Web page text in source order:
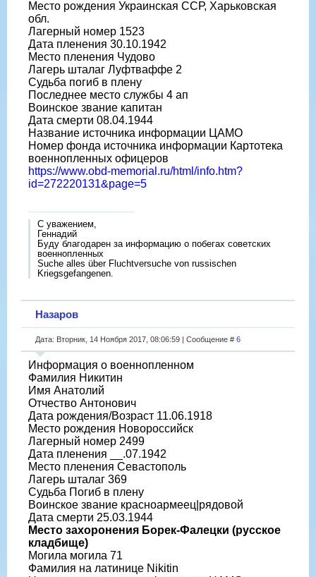
Место рождения Украинская ССР, Харьковская
обл.
Лагерный номер 1523
Дата пленения 30.10.1942
Место пленения Чудово
Лагерь шталаг Луфтваффе 2
Судьба погиб в плену
Последнее место службы 4 ап
Воинское звание капитан
Дата смерти 08.04.1944
Название источника информации ЦАМО
Номер фонда источника информации Картотека
военнопленных офицеров
https://www.obd-memorial.ru/html/info.htm?
id=272220131&page=5
С уважением,
Геннадий
Буду благодарен за информацию о побегах советских
военнопленных
Suche alles über Fluchtversuche von russischen
Kriegsgefangenen.
Назаров
Дата: Вторник, 14 Ноября 2017, 08:06:59 | Сообщение # 6
Информация о военнопленном
Фамилия Никитин
Имя Анатолий
Отчество Антонович
Дата рождения/Возраст 11.06.1918
Место рождения Новороссийск
Лагерный номер 2499
Дата пленения __.07.1942
Место пленения Севастополь
Лагерь шталаг 369
Судьба Погиб в плену
Воинское звание красноармеец|рядовой
Дата смерти 25.03.1944
Место захоронения Борек-Фалецки (русское
кладбище)
Могила могила 71
Фамилия на латинице Nikitin